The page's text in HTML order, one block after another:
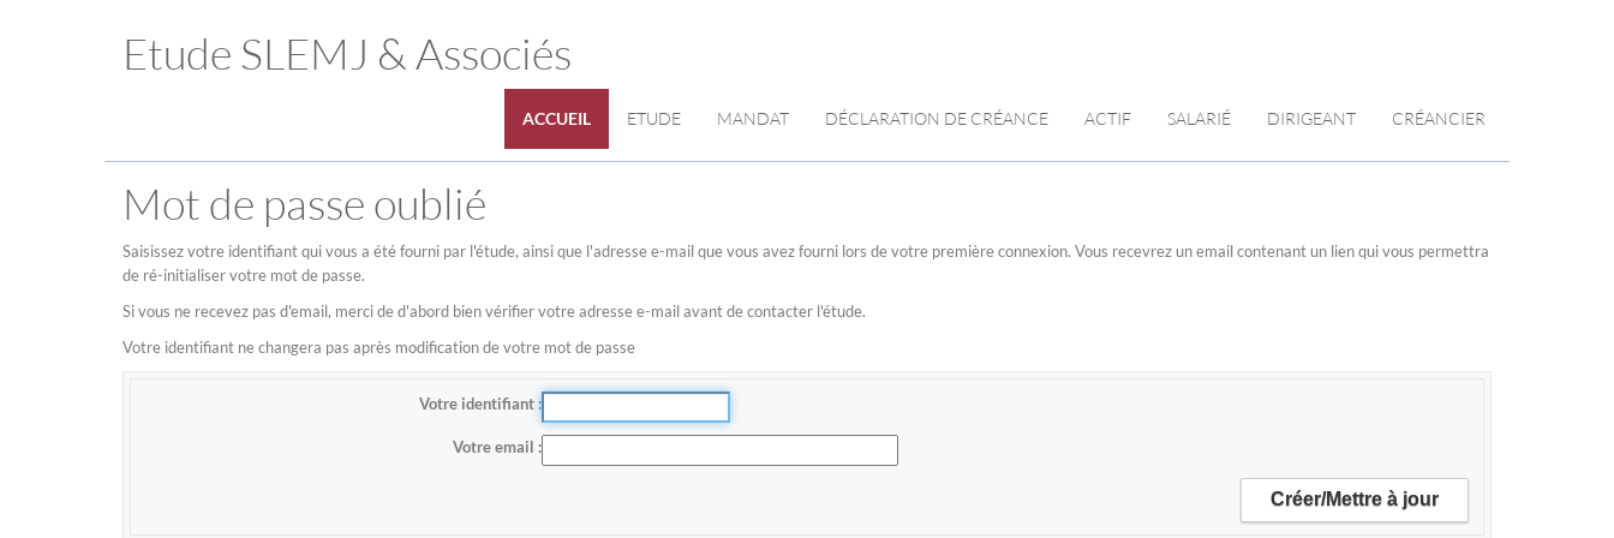
Etude SLEMJ & Associés
ACCUEIL ETUDE MANDAT DÉCLARATION DE CRÉANCE ACTIF SALARIÉ DIRIGEANT CRÉANCIER
Mot de passe oublié
Saisissez votre identifiant qui vous a été fourni par l'étude, ainsi que l'adresse e-mail que vous avez fourni lors de votre première connexion. Vous recevrez un email contenant un lien qui vous permettra
de ré-initialiser votre mot de passe.
Si vous ne recevez pas d'email, merci de d'abord bien vérifier votre adresse e-mail avant de contacter l'étude.
Votre identifiant ne changera pas après modification de votre mot de passe
Votre identifiant
Votre email